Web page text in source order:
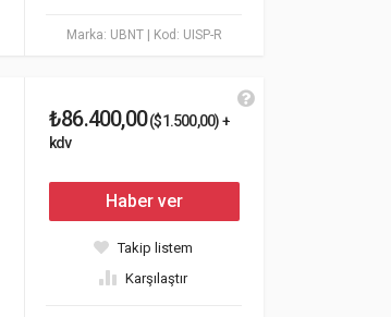
Marka: UBNT | Kod: UISP-R
₺86.400,00($1.500,00) +
kdv
Haber ver
Takip listem
Karşılaştır